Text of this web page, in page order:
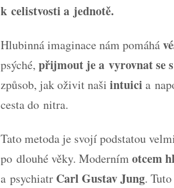
k celistvosti a jednotě.
Hlubinná imaginace nám pomáhá
psýché, přijmout je a vyrovnat se
způsob, jak oživit naši intuici a
cesta do nitra.
Tato metoda je svojí podstatou
po dlouhé věky. Modernímotcem
a psychiatr Carl Gustav Jung.